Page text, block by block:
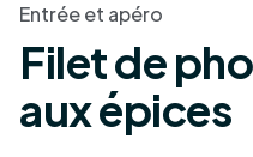
Entrée et apéro
Filet de
aux épices